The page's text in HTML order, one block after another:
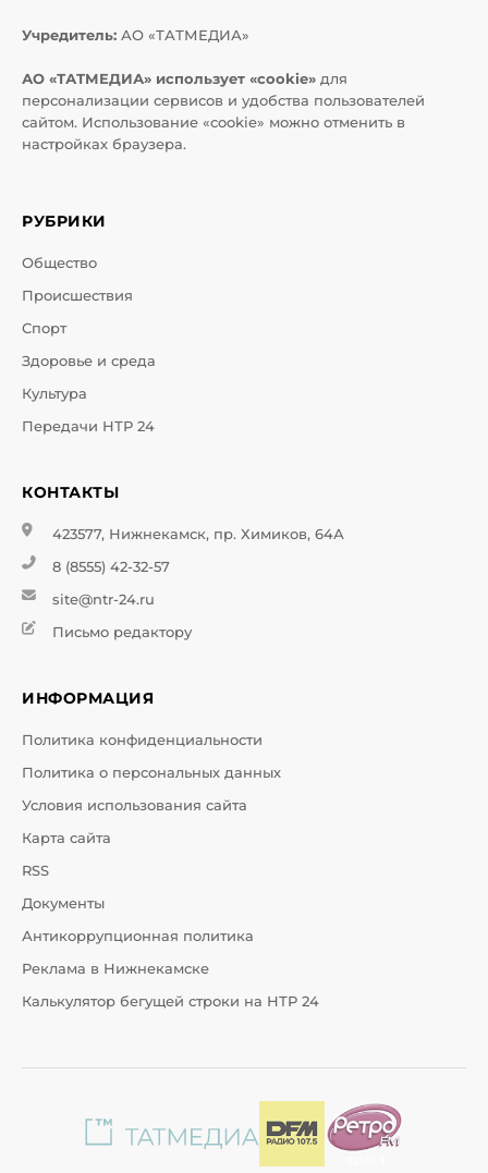
Учредитель: АО «ТАТМЕДИА»
АО «ТАТМЕДИА» использует «cookie» для
персонализации сервисов и удобства пользователей
сайтом. Использование «cookie» можно отменить в
настройках браузера.
РУБРИКИ
Общество
Происшествия
Спорт
Здоровье и среда
Культура
Передачи НТР 24
КОНТАКТЫ
423577, Нижнекамск, пр. Химиков, 64А
8 (8555) 42-32-57
site@ntr-24.ru
Письмо редактору
ИНФОРМАЦИЯ
Политика конфиденциальности
Политика о персональных данных
Условия использования сайта
Карта сайта
RSS
Документы
Антикоррупционная политика
Реклама в Нижнекамске
Калькулятор бегущей строки на НТР 24